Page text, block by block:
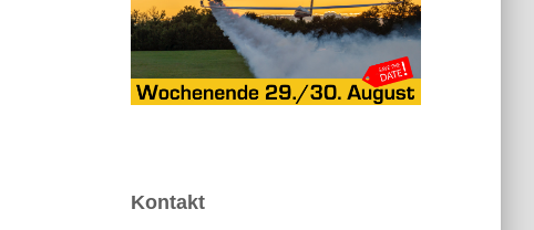
Kontakt